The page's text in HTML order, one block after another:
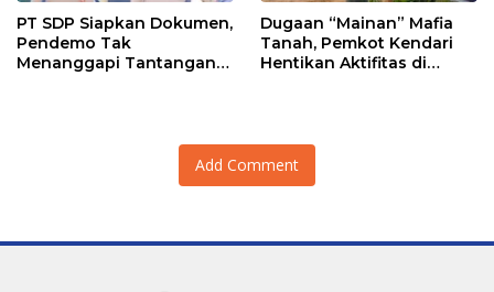
PT SDP Siapkan Dokumen,
Pendemo Tak
Menanggapi Tantangan
Dugaan “Mainan” Mafia
Tanah, Pemkot Kendari
Hentikan Aktifitas di
Add Comment